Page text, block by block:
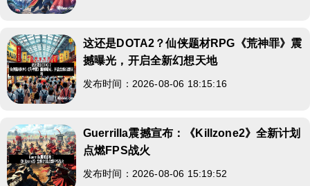
这还是DOTA2？仙侠题材RPG《荒神罪》震
撼曝光，开启全新幻想天地
发布时间：2026-08-06 18:15:16
Guerrilla震撼宣布：《Killzone2》全新计划
点燃FPS战火
发布时间：2026-08-06 15:19:52